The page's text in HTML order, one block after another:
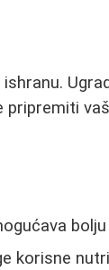
pripremiti
korisne